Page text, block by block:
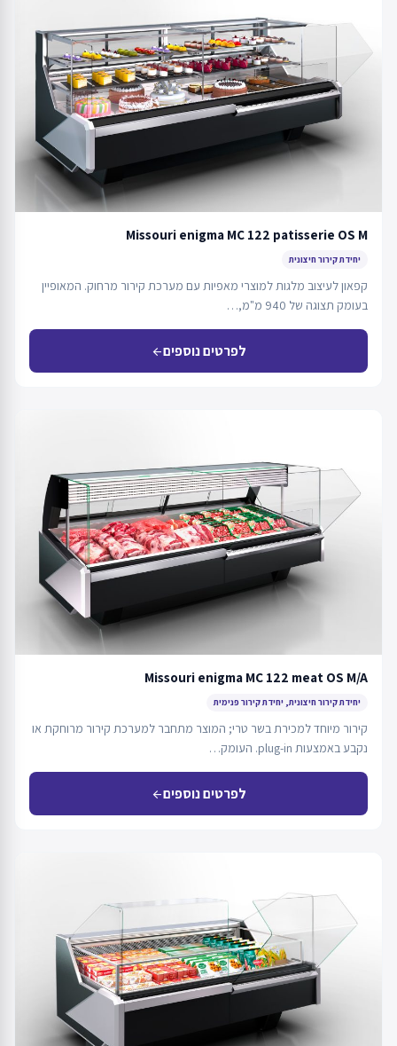
Missouri enigma MC 122 patisserie OS M
יחידת קירור חיצונית
קפאון לעיצוב מלגות למוצרי מאפיות עם מערכת קירור מרחוק. המאופיין
בעומק תצוגה של 940 מ"מ,…
לפרטים נוספיםarrow_back
Missouri enigma MC 122 meat OS M/A
יחידת קירור חיצונית, יחידת קירור פנימית
קירור מיוחד למכירת בשר טרי; המוצר מתחבר למערכת קירור מרוחקת או
נקבע באמצעות plug-in. העומק…
לפרטים נוספיםarrow_back